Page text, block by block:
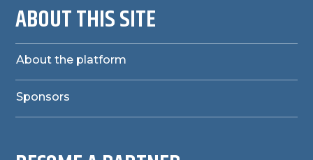
ABOUT THIS SITE
About the platform
Sponsors